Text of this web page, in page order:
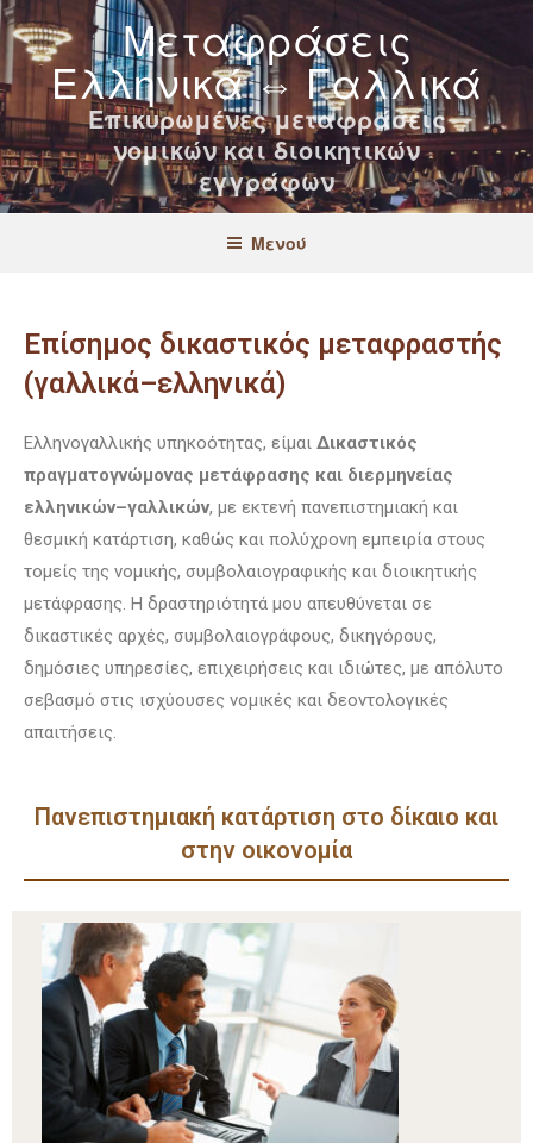
Μεταφράσεις
Ελληνικά ⇔ Γαλλικά
Επικυρωμένες μεταφράσεις
νομικών και διοικητικών
εγγράφων
Μενού
Επίσημος δικαστικός μεταφραστής
(γαλλικά–ελληνικά)
Ελληνογαλλικής υπηκοότητας, είμαι Δικαστικός
πραγματογνώμονας μετάφρασης και διερμηνείας
ελληνικών–γαλλικών, με εκτενή πανεπιστημιακή και
θεσμική κατάρτιση, καθώς και πολύχρονη εμπειρία στους
τομείς της νομικής, συμβολαιογραφικής και διοικητικής
μετάφρασης. Η δραστηριότητά μου απευθύνεται σε
δικαστικές αρχές, συμβολαιογράφους, δικηγόρους,
δημόσιες υπηρεσίες, επιχειρήσεις και ιδιώτες, με απόλυτο
σεβασμό στις ισχύουσες νομικές και δεοντολογικές
απαιτήσεις.
Πανεπιστημιακή κατάρτιση στο δίκαιο και
στην οικονομία